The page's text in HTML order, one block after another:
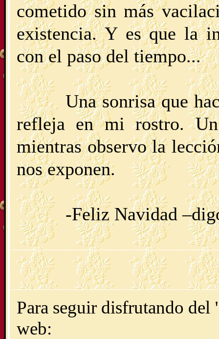
cometido sin más
existencia. Y es que la
con el paso del tiempo...
Una sonrisa que
refleja en mi rostro.
mientras observo la
nos exponen.
-Feliz Navidad
Para seguir disfrutando
web: